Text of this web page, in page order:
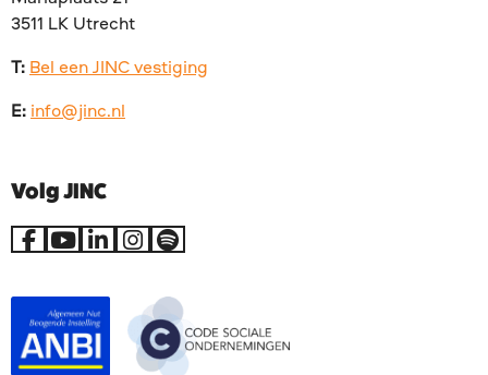
3511 LK Utrecht
T: Bel een JINC vestiging
E: info@jinc.nl
Volg JINC
Ga
Facebook
Ga
YouTube
Ga
LinkedIn
Ga
Instagram
Go
Spotify